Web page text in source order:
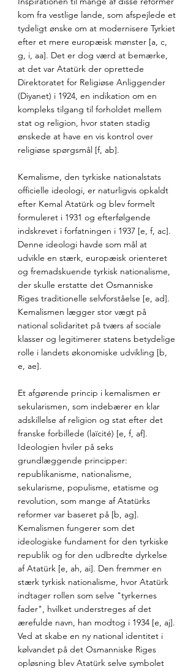
kom fra vestlige lande, som afspejlede et
tydeligt ønske om at modernisere Tyrkiet
efter et mere europæisk mønster [a, c,
g, i, aa]. Det er dog værd at bemærke,
at det var Atatürk der oprettede
Direktoratet for Religiøse Anliggender
(Diyanet) i 1924, en indikation om en
kompleks tilgang til forholdet mellem
stat og religion, hvor staten stadig
ønskede at have en vis kontrol over
religiøse spørgsmål [f, ab].
Kemalisme, den tyrkiske nationalstats
officielle ideologi, er naturligvis opkaldt
efter Kemal Atatürk og blev formelt
formuleret i 1931 og efterfølgende
indskrevet i forfatningen i 1937 [e, f, ac].
Denne ideologi havde som mål at
udvikle en stærk, europæisk orienteret
og fremadskuende tyrkisk nationalisme,
der skulle erstatte det Osmanniske
Riges traditionelle selvforståelse [e, ad].
Kemalismen lægger stor vægt på
national solidaritet på tværs af sociale
klasser og legitimerer statens betydelige
rolle i landets økonomiske udvikling [b,
e, ae].
Et afgørende princip i kemalismen er
sekularismen, som indebærer en klar
adskillelse af religion og stat efter det
franske forbillede (laïcité) [e, f, af].
Ideologien hviler på seks
grundlæggende principper:
republikanisme, nationalisme,
sekularisme, populisme, etatisme og
revolution, som mange af Atatürks
reformer var baseret på [b, ag].
Kemalismen fungerer som det
ideologiske fundament for den tyrkiske
republik og for den udbredte dyrkelse
af Atatürk [e, ah, ai]. Den fremmer en
stærk tyrkisk nationalisme, hvor Atatürk
indtager rollen som selve "tyrkernes
fader", hvilket understreges af det
ærefulde navn, han modtog i 1934 [e, aj].
Ved at skabe en ny national identitet i
kølvandet på det Osmanniske Riges
opløsning blev Atatürk selve symbolet